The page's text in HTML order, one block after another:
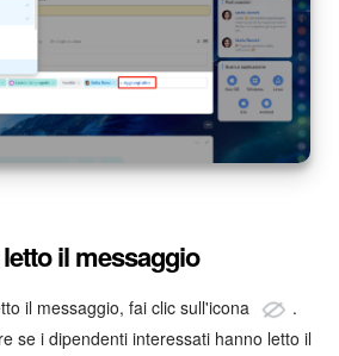
il messaggio
il messaggio, fai clic sull'icona
.
se i dipendenti interessati hanno letto il